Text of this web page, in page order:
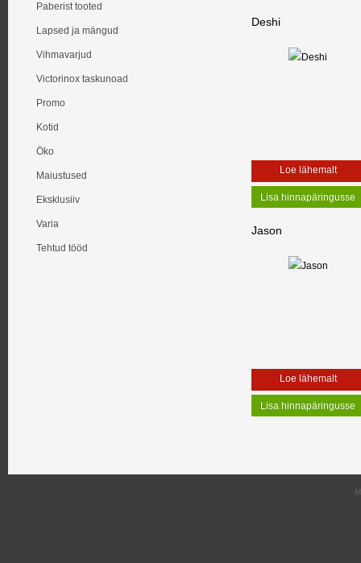
Paberist tooted
Lapsed ja mängud
Vihmavarjud
Victorinox taskunoad
Promo
Kotid
Öko
Maiustused
Eksklusiiv
Varia
Tehtud tööd
Deshi
Loe lähemalt
Jason
Loe lähemalt